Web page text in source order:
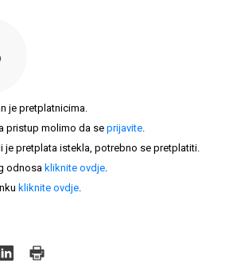
je pretplatnicima.
pristup molimo da seprijavite.
pretplata istekla, potrebno se pretplatiti.
odnosa kliknite ovdje.
kliknite ovdje.